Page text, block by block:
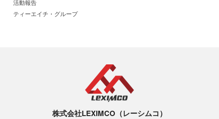
活動報告
ティーエイチ・グループ
株式会社LEXIMCO（レーシムコ）